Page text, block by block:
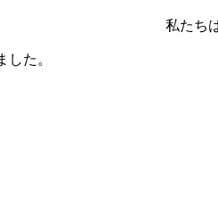
の中で優しさや包
た。